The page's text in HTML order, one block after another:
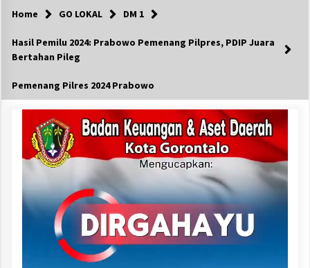
Home GO LOKAL DM 1
Hasil Pemilu 2024: Prabowo Pemenang Pilpres, PDIP Juara
Bertahan Pileg
Pemenang Pilres 2024 Prabowo